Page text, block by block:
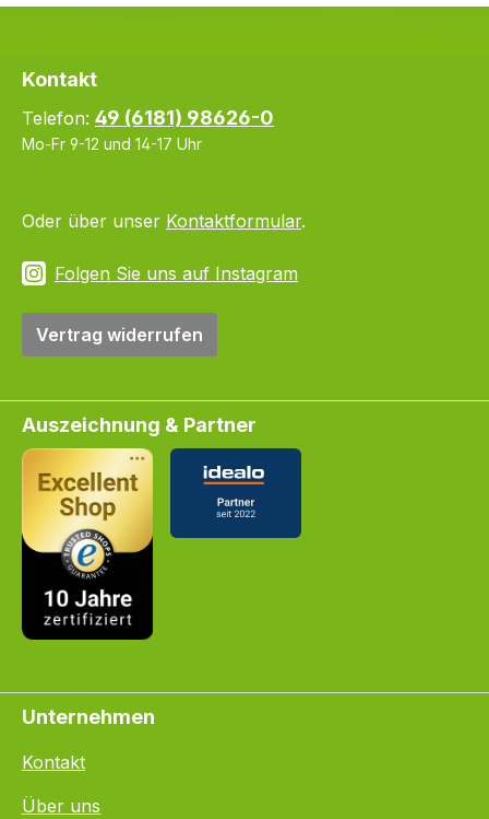
Kontakt
Telefon: 49 (6181) 98626-0
Mo-Fr 9-12 und 14-17 Uhr
Oder über unser Kontaktformular.
Folgen Sie uns auf Instagram
Vertrag widerrufen
Auszeichnung & Partner
Unternehmen
Kontakt
Über uns